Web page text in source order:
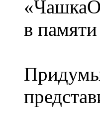
в